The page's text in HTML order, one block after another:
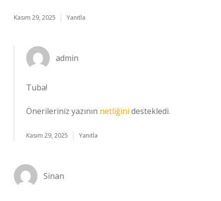
Kasım 29, 2025 Yanıtla
admin
Tuba!
Önerileriniz yazının netliğini destekledi.
Kasım 29, 2025 Yanıtla
Sinan